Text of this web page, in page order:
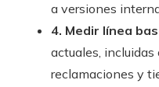
a versiones
4. Medir línea
actuales,
reclamaciones y